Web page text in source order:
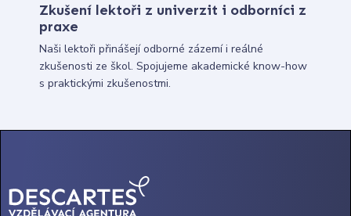
Zkušení lektoři z univerzit i odborníci z
praxe
Naši lektoři přinášejí odborné zázemí i reálné
zkušenosti ze škol. Spojujeme akademické know-how
s praktickými zkušenostmi.